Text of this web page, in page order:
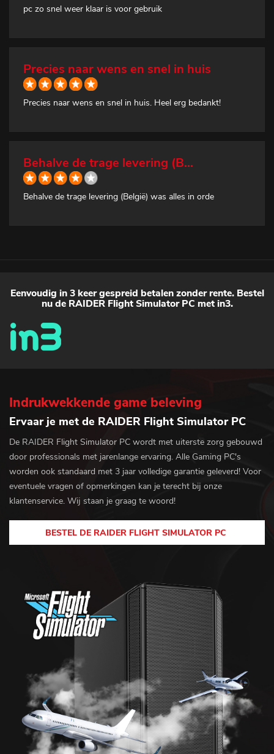
pc zo snel weer klaar is voor gebruik
Precies naar wens en snel in huis
Precies naar wens en snel in huis. Heel erg bedankt!
Behalve de trage levering (B...
Behalve de trage levering (België) was alles in orde
Eenvoudig in 3 keer gespreid betalen zonder rente. Bestel
nu de RAIDER Flight Simulator PC met in3.
Indrukwekkende game beleving
Ervaar je met de RAIDER Flight Simulator PC
De RAIDER Flight Simulator PC wordt met uiterste zorg gebouwd
door professionals met jarenlange ervaring. Alle Gaming PC's
worden ook standaard met 3 jaar volledige garantie geleverd! Voor
eventuele vragen of opmerkingen kan je terecht bij onze
klantenservice. Wij staan je graag te woord!
BESTEL DE RAIDER FLIGHT SIMULATOR PC